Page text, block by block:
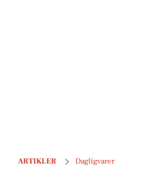
ARTIKLER Dagligvarer
Argentinsk entrecote til 119,95 kr.